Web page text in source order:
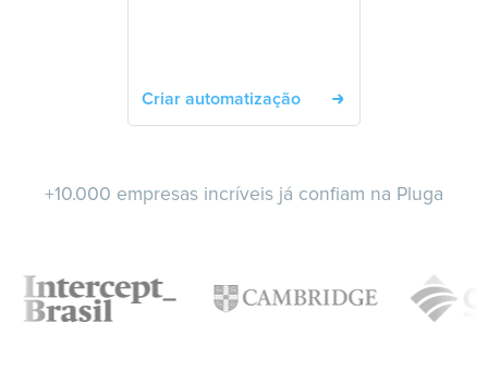
Criar automatização
+10.000 empresas incríveis já confiam na Pluga